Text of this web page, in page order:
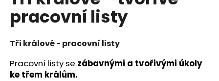
5
hvězdiček.
pracovní listy
Tři králové - pracovní listy
Pracovní listy se zábavnými a tvořivými úkoly
ke třem králům.
a
j
í
t
?